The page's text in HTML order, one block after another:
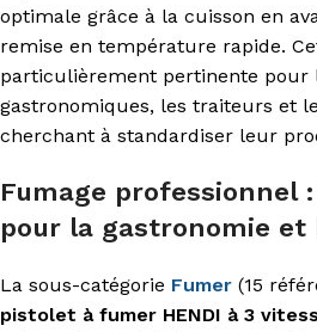
optimale grâce à la cuisson en
remise en température rapide.
particulièrement pertinente pour
gastronomiques, les traiteurs et
cherchant à standardiser leur
Fumage professionnel
pour la gastronomie et
La sous-catégorie Fumer (15
pistolet à fumer HENDI à 3